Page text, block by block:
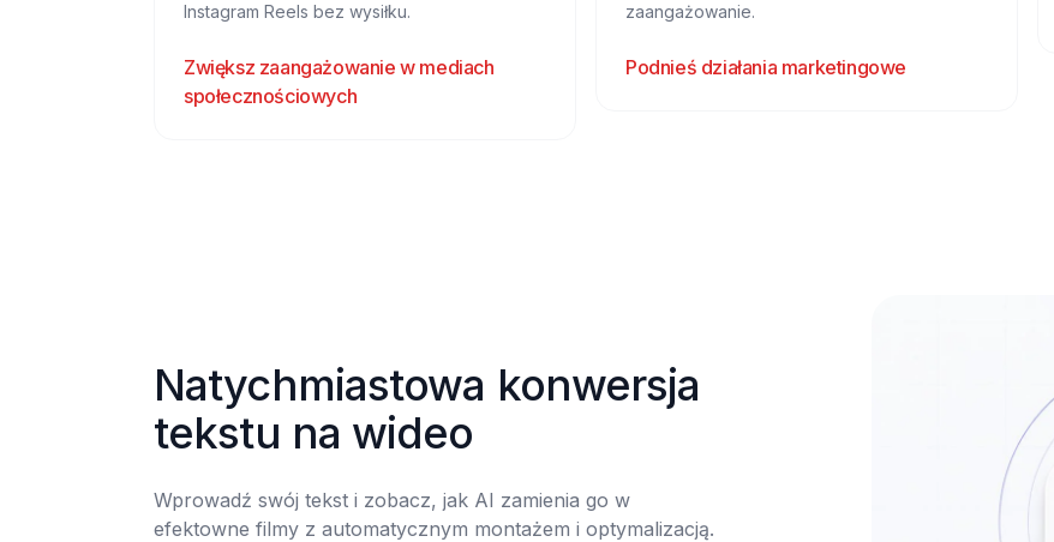
Instagram Reels bez wysiłku.
Zwiększ zaangażowanie w mediach
społecznościowych
zaangażowanie.
Podnieś działania marketingowe
Natychmiastowa konwersja
tekstu na wideo
Wprowadź swój tekst i zobacz, jak AI zamienia go w
efektowne filmy z automatycznym montażem i optymalizacją.